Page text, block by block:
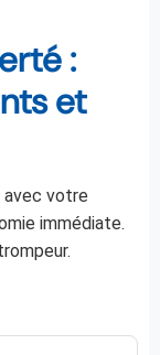
:
et
avec votre
immédiate.